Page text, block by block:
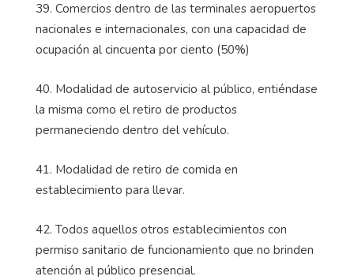
39. Comercios dentro de las terminales aeropuertos
nacionales e internacionales, con una capacidad de
ocupación al cincuenta por ciento (50%)
40. Modalidad de autoservicio al público, entiéndase
la misma como el retiro de productos
permaneciendo dentro del vehículo.
41. Modalidad de retiro de comida en
establecimiento para llevar.
42. Todos aquellos otros establecimientos con
permiso sanitario de funcionamiento que no brinden
atención al público presencial.